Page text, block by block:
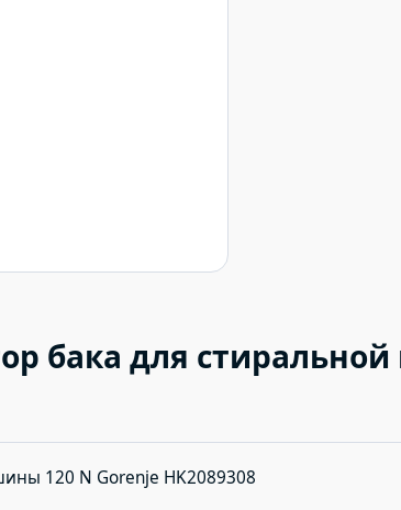
бака для
120 N Gorenje HK2089308